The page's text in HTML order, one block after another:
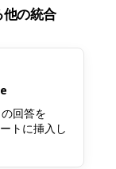
よびEメ
ドの価値を
す。
に実施す
の関心を
他の統合
回答を
トに挿入し